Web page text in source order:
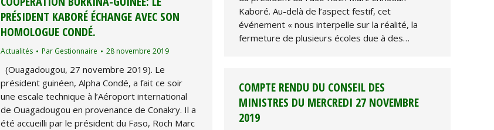
Kaboré. Au-delà de l’aspect festif, cet
événement « nous interpelle sur la réalité, la
fermeture de plusieurs écoles due à des…
PRÉSIDENT KABORÉ ÉCHANGE AVEC SON
HOMOLOGUE CONDÉ.
Actualités Par Gestionnaire 28 novembre 2019
(Ouagadougou, 27 novembre 2019). Le
président guinéen, Alpha Condé, a fait ce soir
une escale technique à l’Aéroport international
de Ouagadougou en provenance de Conakry. Il a
été accueilli par le président du Faso, Roch Marc
COMPTE RENDU DU CONSEIL DES
MINISTRES DU MERCREDI 27 NOVEMBRE
2019